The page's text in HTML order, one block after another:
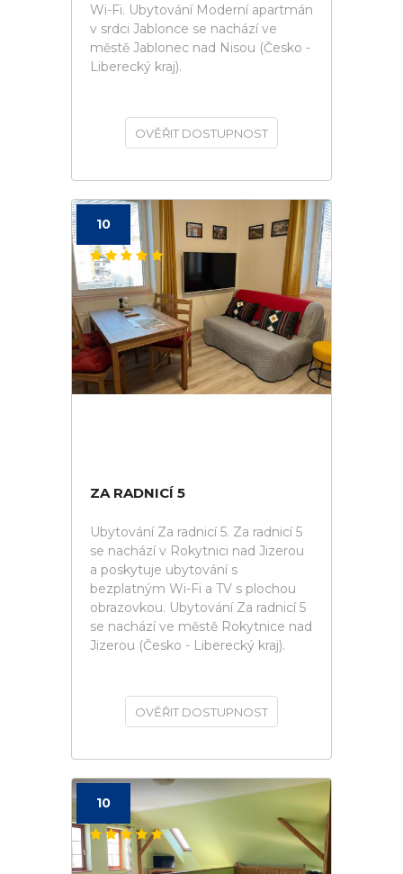
Wi-Fi. Ubytování Moderní apartmán
v srdci Jablonce se nachází ve
městě Jablonec nad Nisou (Česko -
Liberecký kraj).
OVĚŘIT DOSTUPNOST
10
ZA RADNICÍ 5
Ubytování Za radnicí 5. Za radnicí 5
se nachází v Rokytnici nad Jizerou
a poskytuje ubytování s
bezplatným Wi-Fi a TV s plochou
obrazovkou. Ubytování Za radnicí 5
se nachází ve městě Rokytnice nad
Jizerou (Česko - Liberecký kraj).
OVĚŘIT DOSTUPNOST
10